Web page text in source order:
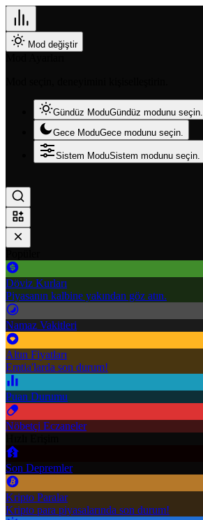
Mod değiştir
Gündüz ModuGündüz modunu seçin.
Gece ModuGece modunu seçin.
Sistem ModuSistem modunu seçin.
Döviz Kurları
Piyasanın kalbine yakından göz atın.
Namaz Vakitleri
Altın Fiyatları
Emtia'larda son durum!
Puan Durumu
Nöbetçi Eczaneler
Son Depremler
Kripto Paralar
Kripto para piyasalarında son durum!